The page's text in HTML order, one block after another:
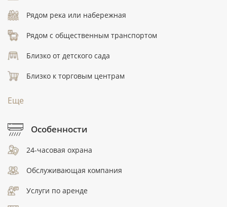
Рядом река или набережная
Рядом с общественным транспортом
Близко от детского сада
Близко к торговым центрам
Еще
Особенности
24-часовая охрана
Обслуживающая компания
Услуги по аренде